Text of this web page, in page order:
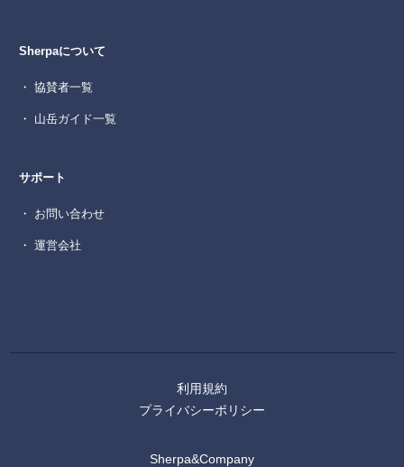
Sherpaについて
・ 協賛者一覧
・ 山岳ガイド一覧
サポート
・ お問い合わせ
・ 運営会社
利用規約
プライバシーポリシー
Sherpa&Company